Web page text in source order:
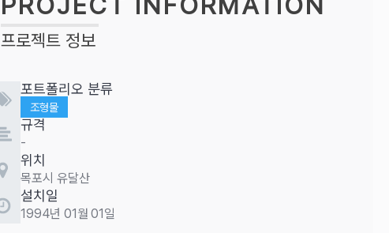
프로젝트 정보
포트폴리오 분류
조형물
규격
-
위치
목포시 유달산
설치일
1994년 01월 01일